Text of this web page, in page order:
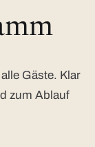
Gäste. Klar
zum Ablauf